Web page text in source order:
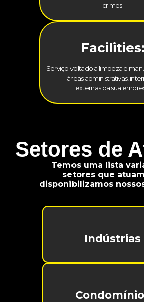
crimes.
Facilities:
Serviço voltado a limpeza e
áreas administrativas,
externas da sua
Setores de
Temos uma lista
setores que
disponibilizamos
Indústrias